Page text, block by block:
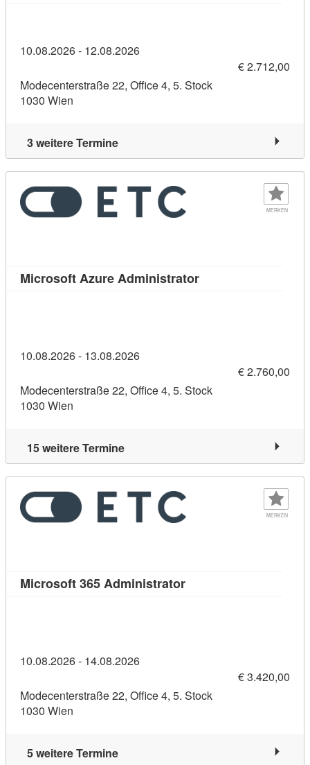
10.08.2026 - 12.08.2026
€ 2.712,00
Modecenterstraße 22, Office 4, 5. Stock
1030 Wien
3 weitere Termine
MERKEN
Microsoft Azure AdministratorKursdetail:
10.08.2026 - 13.08.2026
€ 2.760,00
Modecenterstraße 22, Office 4, 5. Stock
1030 Wien
15 weitere Termine
MERKEN
Microsoft 365 AdministratorKursdetail: Microsoft
10.08.2026 - 14.08.2026
€ 3.420,00
Modecenterstraße 22, Office 4, 5. Stock
1030 Wien
5 weitere Termine